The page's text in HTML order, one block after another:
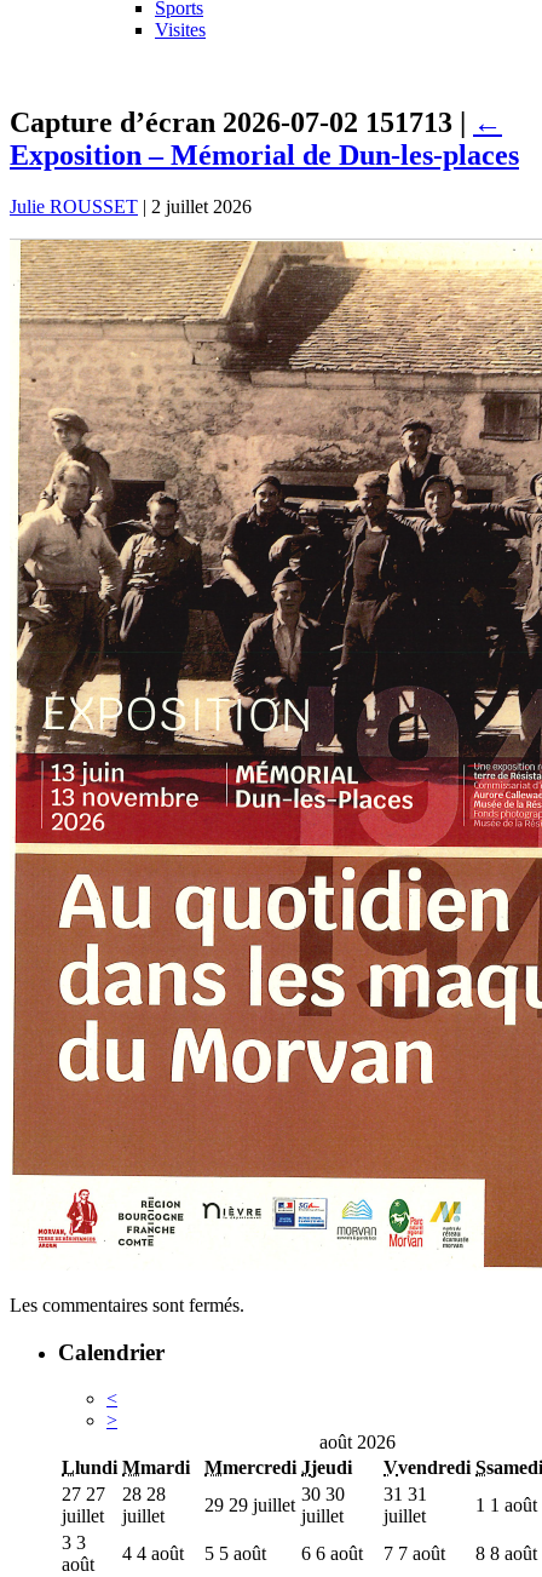
Sports
Visites
Capture d’écran 2026-07-02 151713 | ←
Exposition – Mémorial de Dun-les-places
Julie ROUSSET | 2 juillet 2026
Les commentaires sont fermés.
Calendrier
<
>
août 2026
Llundi Mmardi Mmercredi Jjeudi Vvendredi Ssamedi
27 27
juillet
28 28
juillet
29 29 juillet
30 30
juillet
31 31
juillet
1 1 août
3 3
août
4 4 août 5 5 août 6 6 août 7 7 août 8 8 août